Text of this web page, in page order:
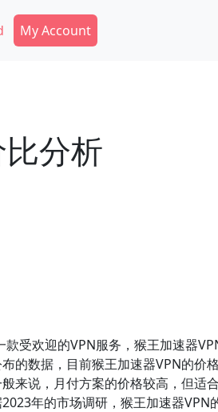
Secondary Menu
My Account
分析
款受欢迎的VPN服务，猴王加速器
的数据，目前猴王加速器VPN的价
来说，月付方案的价格较高，但适
年的市场调研，猴王加速器